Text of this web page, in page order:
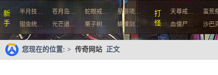
新
手
半月技… 苍月岛… 蛇眼戒…
星辰项…
钳虫统…
光芒道… 栗子树… 蝴蝶剑…
打
怪
天尊戒…
蛮荒
血僵尸…
沙巴
您现在的位置: > 传奇网站 正文